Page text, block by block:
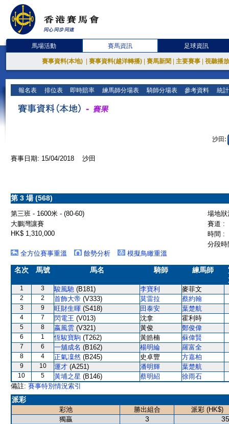
馬場活動 賽馬資訊 足球資訊
賽事資料(本地) 賽事資料(越洋轉播) 賽馬新聞 主要賽事 視聽播
報名表 排位表 即時賠率 練馬師分場表 騎師分場表 參考資料 統
沙田:
賽事日期: 15/04/2018 沙田
第 3 場 (568)
第三班 - 1600米 - (80-60)
場地
大鵬灣讓賽
賽道 :
HK$ 1,310,000
時間 :
分段
全方位賽事重溫
餘勢分析 模擬鳥瞰重溫
名次 馬號 馬名 騎師 練馬師
1 3 駿風馳 (B181) 李寶利 麥菲文
2 2 首飾大帝 (V333) 莫雷拉 蔡約翰
3 9 旺財生暉 (S418) 田泰安 葉楚航
4 7 閃電王 (V013) 沈拿 霍利時
5 8 嬴風雲 (V321) 黃俊 鄭俊偉
6 1 恆駿寶駒 (T262) 黃皓楠 蘇偉賢
7 6 一舖成名 (B162) 楊明綸 羅富全
8 4 正氣凜然 (B245) 史卓豐 方嘉柏
9 10 運才 (A251) 潘明輝 葉楚航
10 5 黃埔之星 (B146) 蔡明紹
徐雨石
備註: 賽事特別情況索引
派彩
彩池 勝出組合
派彩 (HK$)
獨贏
3